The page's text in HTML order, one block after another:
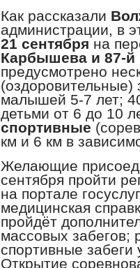
Как рассказали
администрации, в
21 сентября на
Карбышева и 87-й
предусмотрено
(оздоровительные)
малышей 5-7 лет;
детьми от 6 до 10
спортивные
км и 6 км в
Желающие
сентября пройти
на портале
медицинская
пройдёт
массовых забегов;
спортивные забеги
Открытие